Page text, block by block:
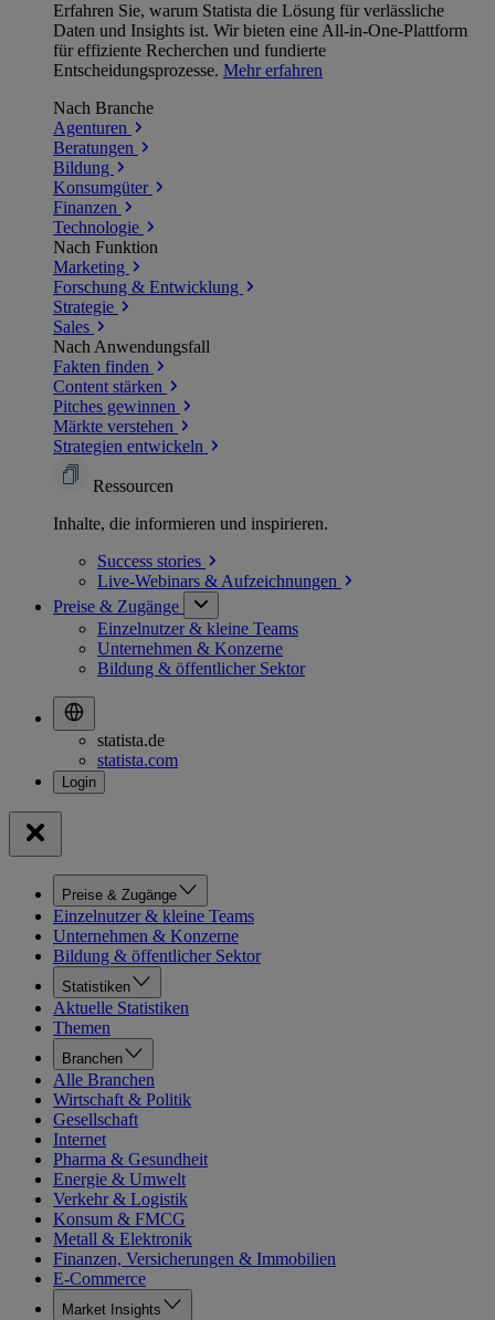
Erfahren Sie, warum Statista die Lösung für verlässliche
Daten und Insights ist. Wir bieten eine All-in-One-Plattform
für effiziente Recherchen und fundierte
Entscheidungsprozesse. Mehr erfahren
Nach Branche
Agenturen
Beratungen
Bildung
Konsumgüter
Finanzen
Technologie
Nach Funktion
Marketing
Forschung & Entwicklung
Strategie
Sales
Nach Anwendungsfall
Fakten finden
Content stärken
Pitches gewinnen
Märkte verstehen
Strategien entwickeln
Ressourcen
Inhalte, die informieren und inspirieren.
Success stories
Live-Webinars & Aufzeichnungen
Preise & Zugänge
Einzelnutzer & kleine Teams
Unternehmen & Konzerne
Bildung & öffentlicher Sektor
statista.de
statista.com
Preise & Zugänge
Einzelnutzer & kleine Teams
Unternehmen & Konzerne
Bildung & öffentlicher Sektor
Statistiken
Aktuelle Statistiken
Themen
Branchen
Alle Branchen
Wirtschaft & Politik
Gesellschaft
Internet
Pharma & Gesundheit
Energie & Umwelt
Verkehr & Logistik
Konsum & FMCG
Metall & Elektronik
Finanzen, Versicherungen & Immobilien
E-Commerce
Market Insights